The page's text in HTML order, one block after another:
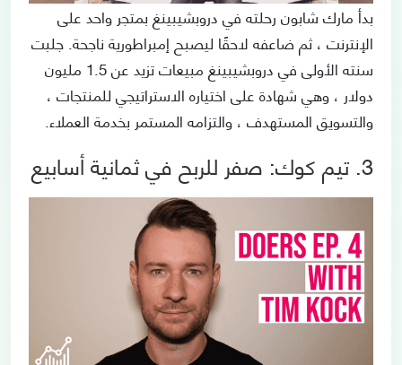
بدأ مارك شابون رحلته في دروبشيبينغ بمتجر واحد على
الإنترنت ، ثم ضاعفه لاحقًا ليصبح إمبراطورية ناجحة. جلبت
سنته الأولى في دروبشيبينغ مبيعات تزيد عن 1.5 مليون
دولار ، وهي شهادة على اختياره الاستراتيجي للمنتجات ،
والتسويق المستهدف ، والتزامه المستمر بخدمة العملاء.
3. تيم كوك: صفر للربح في ثمانية أسابيع